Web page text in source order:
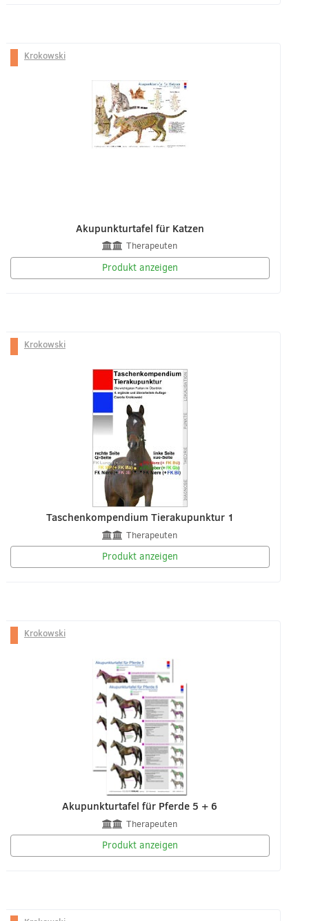
Krokowski
Akupunkturtafel für Katzen
Therapeuten
Produkt anzeigen
Krokowski
Taschenkompendium Tierakupunktur 1
Therapeuten
Produkt anzeigen
Krokowski
Akupunkturtafel für Pferde 5 + 6
Therapeuten
Produkt anzeigen